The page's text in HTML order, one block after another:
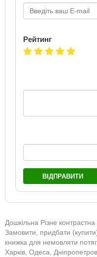
Рейтинг
ВІДПРАВИТИ
Дошкільна Різне
Замовити, придбати
книжка для немовляти
Харків, Одеса,